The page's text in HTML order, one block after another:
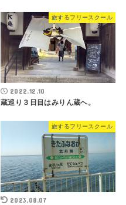
旅するフリースクール
2022.12.10
蔵巡り３日目はみりん蔵へ。
旅するフリースクール
2023.08.07